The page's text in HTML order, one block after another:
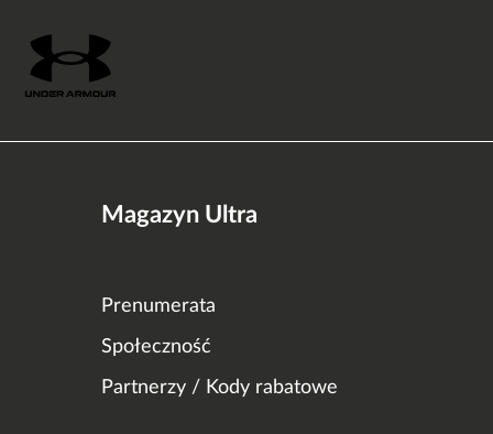
Magazyn Ultra
Prenumerata
Społeczność
Partnerzy / Kody rabatowe